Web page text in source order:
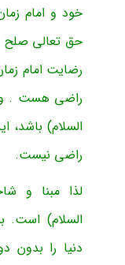
خود و امام
حق تعالی صلح
رضایت امام
راضی هست .
السلام) باشد،
راضی نیست.
لذا مبنا و
السلام) است.
دنیا را